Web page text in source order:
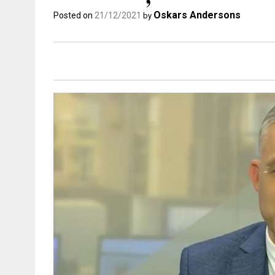
Posted on 21/12/2021 by Oskars Andersons